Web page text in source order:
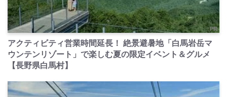
PR
アクティビティ営業時間延長！ 絶景避暑地「白馬岩岳マ
ウンテンリゾート」で楽しむ夏の限定イベント＆グルメ
【長野県白馬村】